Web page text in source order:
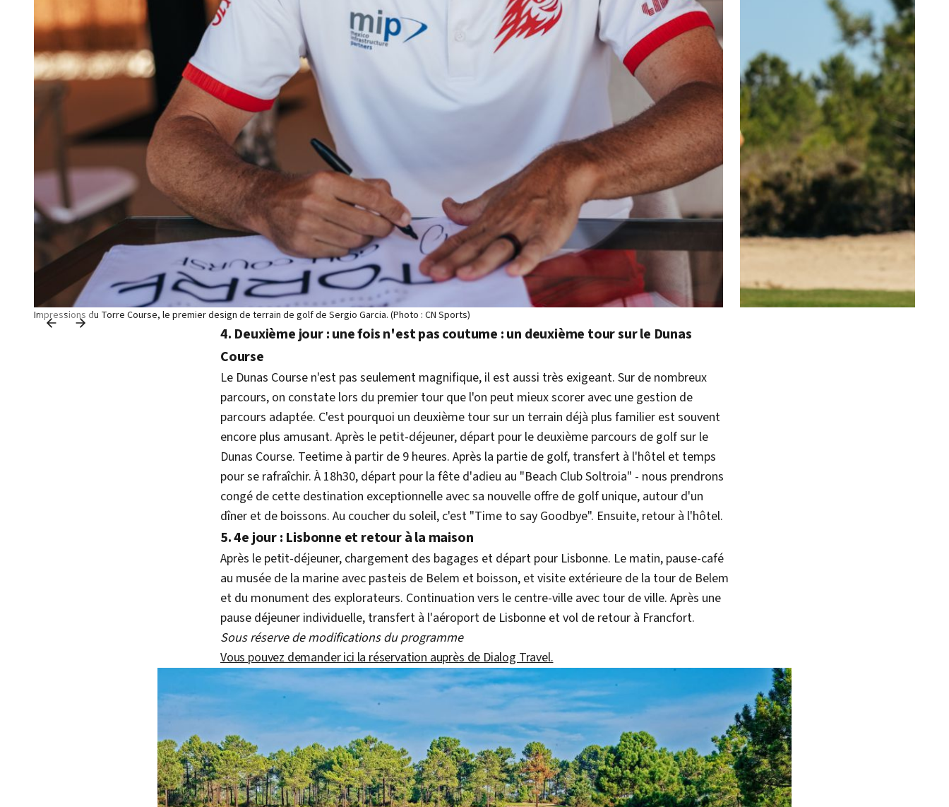
Impressions du Torre Course, le premier design de terrain de golf de Sergio Garcia. (Photo : CN Sports)
4. Deuxième jour : une fois n'est pas coutume : un deuxième tour sur le Dunas
Course
Le Dunas Course n'est pas seulement magnifique, il est aussi très exigeant. Sur de nombreux
parcours, on constate lors du premier tour que l'on peut mieux scorer avec une gestion de
parcours adaptée. C'est pourquoi un deuxième tour sur un terrain déjà plus familier est souvent
encore plus amusant. Après le petit-déjeuner, départ pour le deuxième parcours de golf sur le
Dunas Course. Teetime à partir de 9 heures. Après la partie de golf, transfert à l'hôtel et temps
pour se rafraîchir. À 18h30, départ pour la fête d'adieu au "Beach Club Soltroia" - nous prendrons
congé de cette destination exceptionnelle avec sa nouvelle offre de golf unique, autour d'un
dîner et de boissons. Au coucher du soleil, c'est "Time to say Goodbye". Ensuite, retour à l'hôtel.
5. 4e jour : Lisbonne et retour à la maison
Après le petit-déjeuner, chargement des bagages et départ pour Lisbonne. Le matin, pause-café
au musée de la marine avec pasteis de Belem et boisson, et visite extérieure de la tour de Belem
et du monument des explorateurs. Continuation vers le centre-ville avec tour de ville. Après une
pause déjeuner individuelle, transfert à l'aéroport de Lisbonne et vol de retour à Francfort.
Sous réserve de modifications du programme
Vous pouvez demander ici la réservation auprès de Dialog Travel.